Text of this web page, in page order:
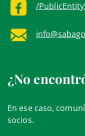
/
¿No
En ese caso,
socios.